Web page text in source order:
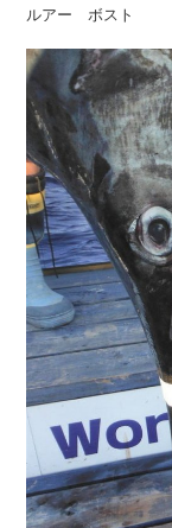
ルアー ボスト